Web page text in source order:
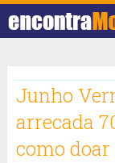
Junho
arrecada
como doar